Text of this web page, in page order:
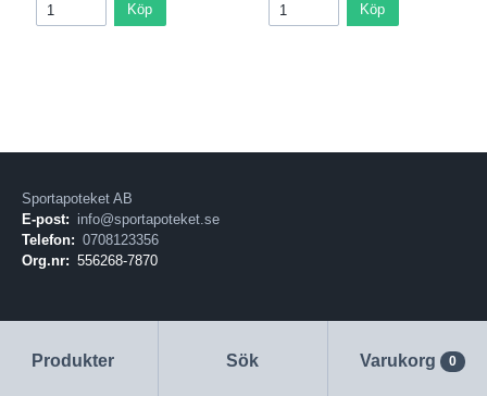
Produkter Sök Varukorg 0
Köp Köp
Sportapoteket AB
E-post: info@sportapoteket.se
Telefon: 0708123356
Org.nr: 556268-7870